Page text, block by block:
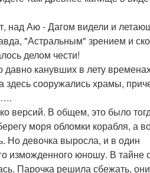
над Аю - Дагом видели и
"Астральным" зрением и
делом чести!
давно канувших в лету
сооружались храмы,
….
версий. В общем, это было
моря обломки корабля, а
Но девочка выросла, и в один
изможденного юношу. В тайне
Парочка решила сбежать,